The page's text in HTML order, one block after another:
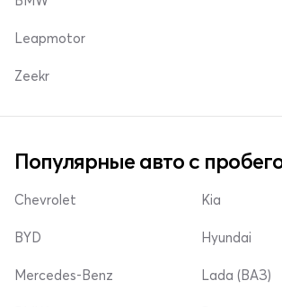
Leapmotor
Zeekr
Популярные авто с
Chevrolet
BYD
Mercedes-Benz
Kia
Hyundai
Lada (ВАЗ)